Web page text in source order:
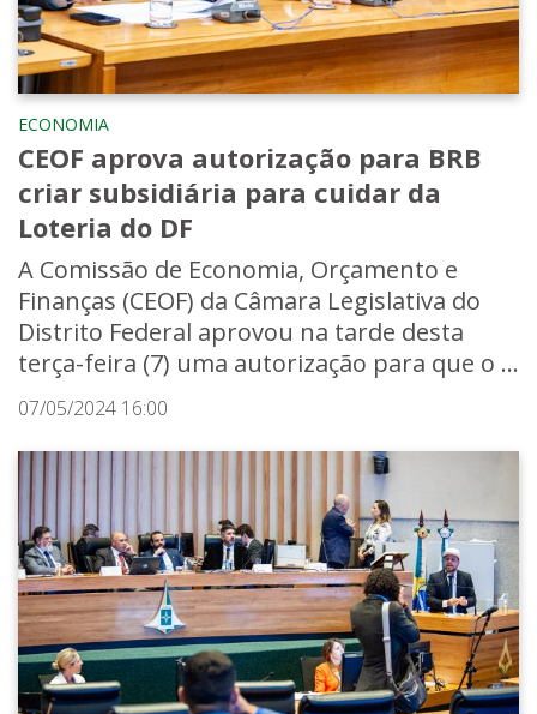
ECONOMIA
CEOF aprova autorização para BRB
criar subsidiária para cuidar da
Loteria do DF
A Comissão de Economia, Orçamento e
Finanças (CEOF) da Câmara Legislativa do
Distrito Federal aprovou na tarde desta
terça-feira (7) uma autorização para que o ...
07/05/2024 16:00